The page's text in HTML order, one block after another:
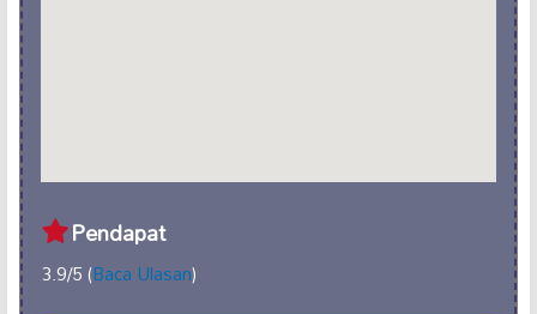
Pendapat
3.9/5 (Baca Ulasan)